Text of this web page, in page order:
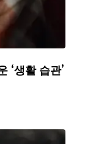
‘생활 습관’